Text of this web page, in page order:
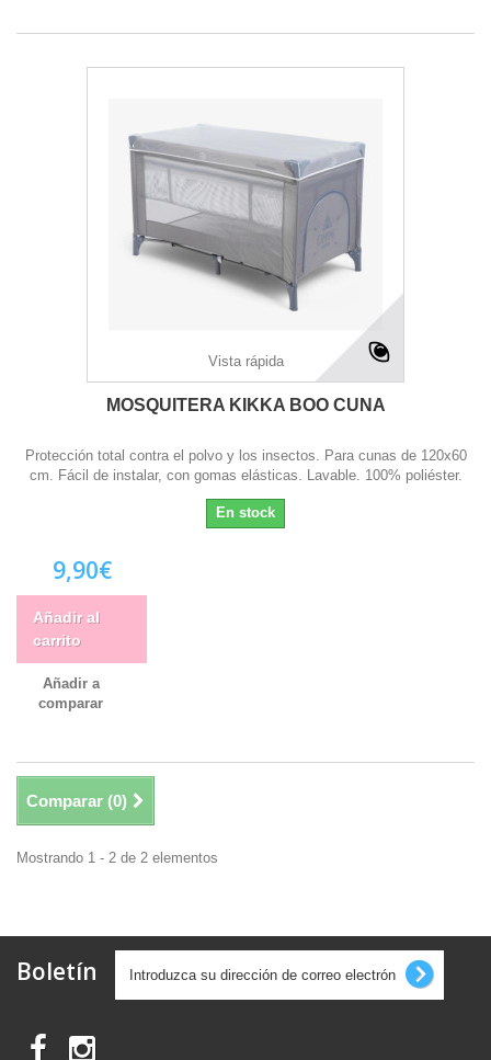
Vista rápida
MOSQUITERA KIKKA BOO CUNA
Protección total contra el polvo y los insectos. Para cunas de 120x60
cm. Fácil de instalar, con gomas elásticas. Lavable. 100% poliéster.
En stock
9,90€
Añadir al
carrito
Añadir a
comparar
Comparar (0)
Mostrando 1 - 2 de 2 elementos
Boletín